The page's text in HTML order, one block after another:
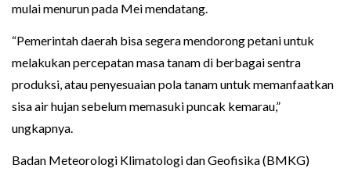
mulai menurun pada Mei mendatang.
“Pemerintah daerah bisa segera mendorong petani untuk
melakukan percepatan masa tanam di berbagai sentra
produksi, atau penyesuaian pola tanam untuk memanfaatkan
sisa air hujan sebelum memasuki puncak kemarau,”
ungkapnya.
Badan Meteorologi Klimatologi dan Geofisika (BMKG)